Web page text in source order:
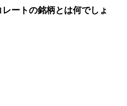
ートの銘柄とは何でしょ